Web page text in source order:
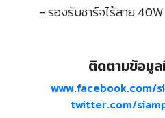
- รองรับชาร์จไร้สาย
ติดตามข้อมู
www.facebook.com/
twitter.com/